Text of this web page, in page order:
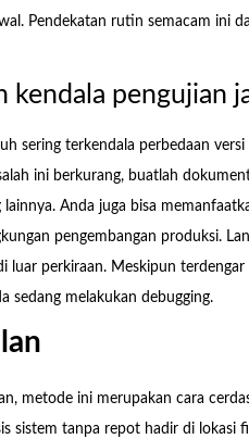
Pendekatan rutin semacam ini
kendala pengujian
sering terkendala perbedaan
ini berkurang, buatlah
lainnya. Anda juga bisa
pengembangan produksi.
luar perkiraan. Meskipun
sedang melakukan debugging.
metode ini merupakan cara
sistem tanpa repot hadir di lokasi